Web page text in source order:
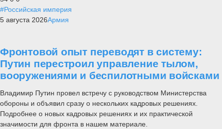
#Российская империя
5 августа 2026Армия
Фронтовой опыт переводят в систему:
Путин перестроил управление тылом,
вооружениями и беспилотными войсками
Владимир Путин провел встречу с руководством Министерства
обороны и объявил сразу о нескольких кадровых решениях.
Подробнее о новых кадровых решениях и их практической
значимости для фронта в нашем материале.